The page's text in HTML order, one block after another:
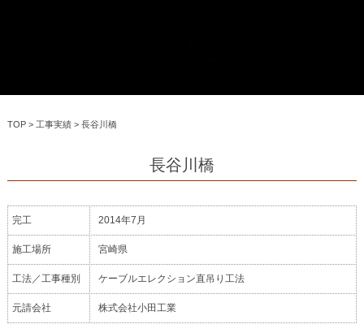
TOP> 工事実績> 長谷川橋
長谷川橋
完工 2014年7月
施工場所 宮崎県
工法／工事種別 ケーブルエレクション直吊り工法
元請会社 株式会社小田工業